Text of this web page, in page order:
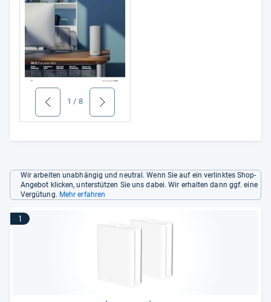
zurück 1 / 8 weiter
Wir arbeiten unabhängig und neutral. Wenn Sie auf ein verlinktes Shop-
Angebot klicken, unterstützen Sie uns dabei. Wir erhalten dann ggf. eine
Vergütung. Mehr erfahren
1